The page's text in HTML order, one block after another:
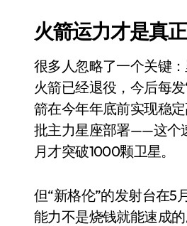
国际首次
长鑫上市
耳机低音
复古玩家
Xbox 360
AirTag 新
净利润暴
火箭运力才是真
很多人忽略了一个关键
火箭已经退役，今后每
箭在今年年底前实现稳
批主力星座部署——这个
月才突破1000颗卫星。
但“新格伦”的发射台在5
能力不是烧钱就能速成